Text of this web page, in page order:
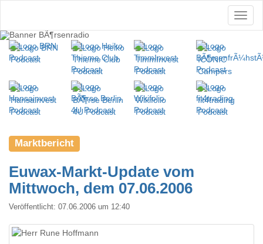
Marktbericht
Euwax-Markt-Update vom
Mittwoch, dem 07.06.2006
Veröffentlicht: 07.06.2006 um 12:40